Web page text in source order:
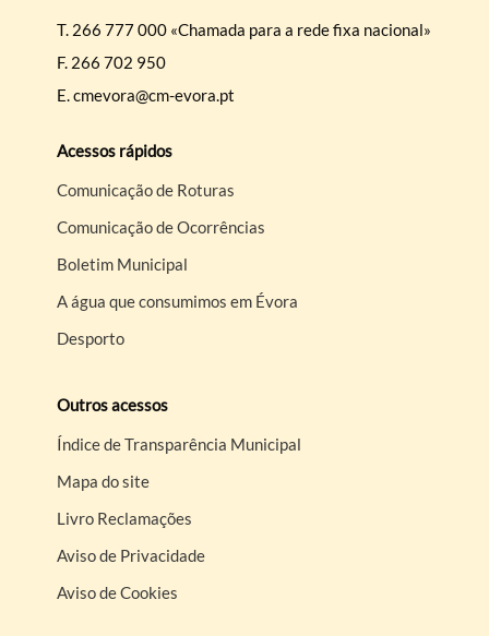
T. 266 777 000 «Chamada para a rede fixa nacional»
F. 266 702 950
E.cmevora@cm-evora.pt
Acessos rápidos
Comunicação de Roturas
Comunicação de Ocorrências
Boletim Municipal
A água que consumimos em Évora
Desporto
Outros acessos
Índice de Transparência Municipal
Mapa do site
Livro Reclamações
Aviso de Privacidade
Aviso de Cookies